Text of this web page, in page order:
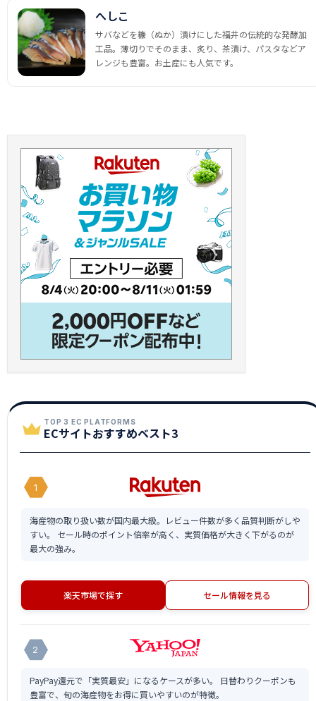
へしこ
サバなどを糠（ぬか）漬けにした福井の伝統的な発酵加
工品。薄切りでそのまま、炙り、茶漬け、パスタなどア
レンジも豊富。お土産にも人気です。
TOP 3 EC PLATFORMS
ECサイトおすすめベスト3
1
海産物の取り扱い数が国内最大級。レビュー件数が多く品質判断がしや
すい。 セール時のポイント倍率が高く、実質価格が大きく下がるのが
最大の強み。
楽天市場で探す セール情報を見る
2
PayPay還元で「実質最安」になるケースが多い。 日替わりクーポンも
豊富で、旬の海産物をお得に買いやすいのが特徴。